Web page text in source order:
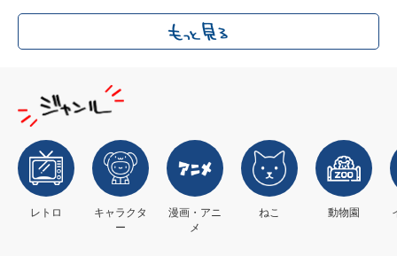
レトロ
キャラクタ
ー
漫画・アニ
メ
ねこ 動物園